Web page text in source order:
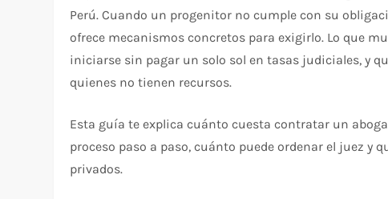
Perú. Cuando un progenitor no cumple con su
ofrece mecanismos concretos para exigirlo. Lo que
iniciarse sin pagar un solo sol en tasas judiciales, y
quienes no tienen recursos.
Esta guía te explica cuánto cuesta contratar un
proceso paso a paso, cuánto puede ordenar el juez
privados.